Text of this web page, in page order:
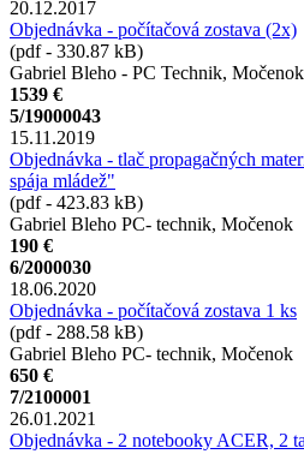
20.12.2017
Objednávka - počítačová zostava (2x)
(pdf - 330.87 kB)
Gabriel Bleho - PC Technik, Močenok
1539 €
5/19000043
15.11.2019
Objednávka - tlač propagačných
spája mládež"
(pdf - 423.83 kB)
Gabriel Bleho PC- technik, Močenok
190 €
6/2000030
18.06.2020
Objednávka - počítačová zostava 1 ks
(pdf - 288.58 kB)
Gabriel Bleho PC- technik, Močenok
650 €
7/2100001
26.01.2021
Objednávka - 2 notebooky ACER, 2